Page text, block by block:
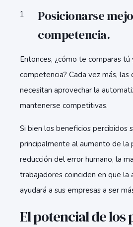
Posicionarse
competencia.
Entonces, ¿cómo te comparas
competencia? Cada vez más, las
necesitan aprovechar la
mantenerse competitivas.
Si bien los beneficios percibidos
principalmente al aumento de la
reducción del error humano, la
trabajadores coinciden en que la
ayudará a sus empresas a ser
El potencial de los